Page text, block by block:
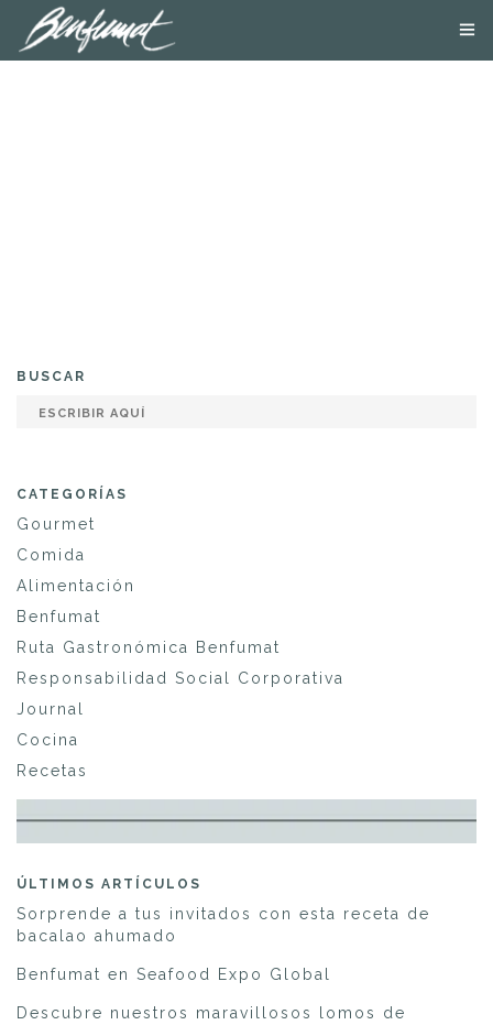
BUSCAR
CATEGORÍAS
Gourmet
Comida
Alimentación
Benfumat
Ruta Gastronómica Benfumat
Responsabilidad Social Corporativa
Journal
Cocina
Recetas
ÚLTIMOS ARTÍCULOS
Sorprende a tus invitados con esta receta de
bacalao ahumado
Benfumat en Seafood Expo Global
Descubre nuestros maravillosos lomos de